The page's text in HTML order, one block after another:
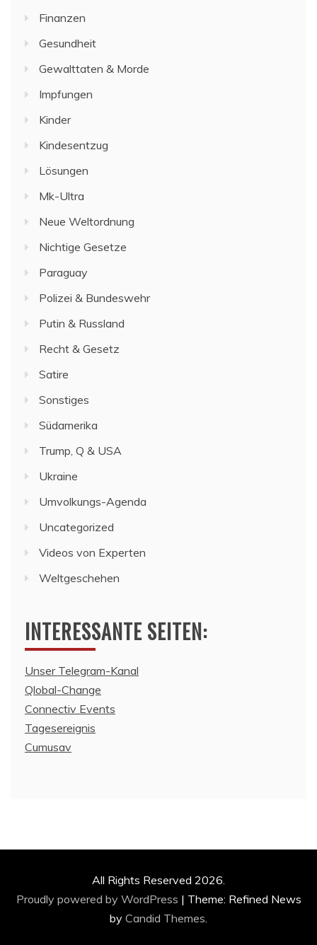
Finanzen
Gesundheit
Gewalttaten & Morde
Impfungen
Kinder
Kindesentzug
Lösungen
Mk-Ultra
Neue Weltordnung
Nichtige Gesetze
Paraguay
Polizei & Bundeswehr
Putin & Russland
Recht & Gesetz
Satire
Sonstiges
Südamerika
Trump, Q & USA
Ukraine
Umvolkungs-Agenda
Uncategorized
Videos von Experten
Weltgeschehen
INTERESSANTE SEITEN:
Unser Telegram-Kanal
Qlobal-Change
Connectiv Events
Tagesereignis
Cumusav
All Rights Reserved 2026.
Proudly powered by WordPress | Theme: Refined News
by Candid Themes